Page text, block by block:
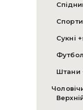
Сукні
Штани